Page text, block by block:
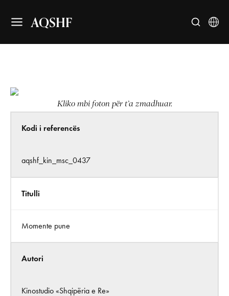
AQSHF
Kliko mbi foton për t’a zmadhuar.
Kodi i referencës
aqshf_kin_msc_0437
Titulli
Momente pune
Autori
Kinostudio «Shqipëria e Re»